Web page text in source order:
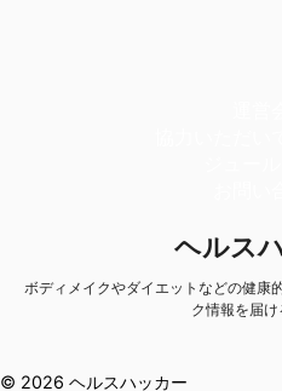
ヘルス
ボディメイクやダイエットなどの健康
ク情報を届
© 2026 ヘルスハッカー